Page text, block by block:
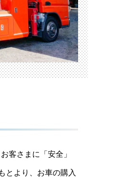
客さまに「安全」
とより、お車の購入